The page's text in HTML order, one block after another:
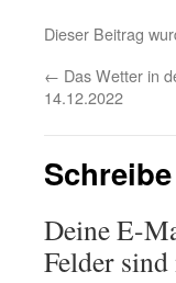
Dieser Beitrag
← Das Wetter in
14.12.2022
Deine E-
Felder